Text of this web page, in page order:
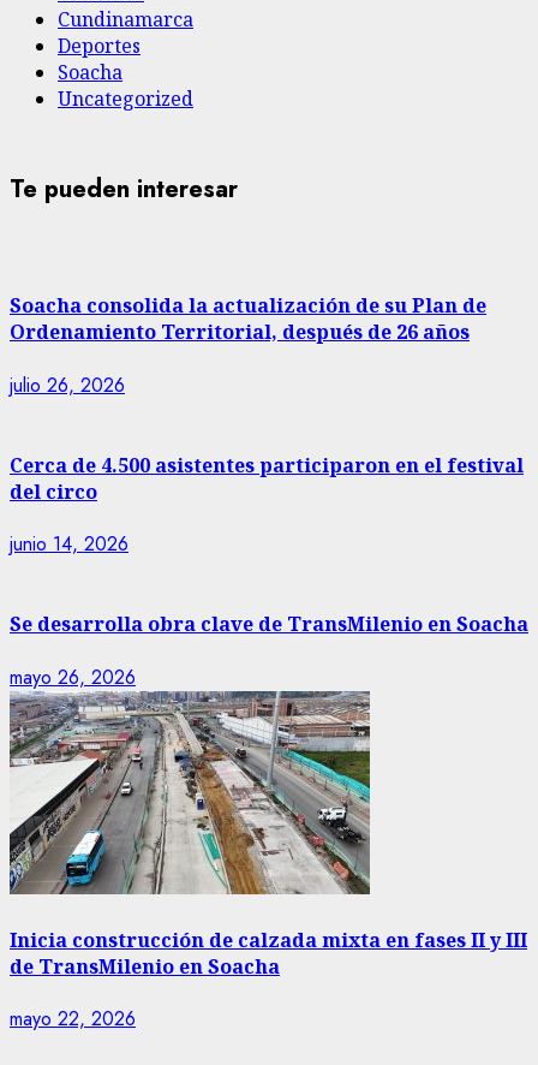
Cundinamarca
Deportes
Soacha
Uncategorized
Te pueden interesar
Soacha consolida la actualización de su Plan de
Ordenamiento Territorial, después de 26 años
julio 26, 2026
Cerca de 4.500 asistentes participaron en el festival
del circo
junio 14, 2026
Se desarrolla obra clave de TransMilenio en Soacha
mayo 26, 2026
Inicia construcción de calzada mixta en fases II y III
de TransMilenio en Soacha
mayo 22, 2026